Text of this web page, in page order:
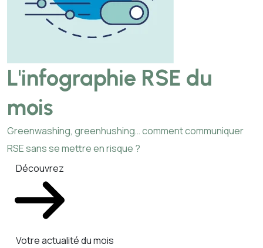
L'infographie RSE du
mois
Greenwashing, greenhushing… comment communiquer
RSE sans se mettre en risque ?
Découvrez
Votre actualité du mois